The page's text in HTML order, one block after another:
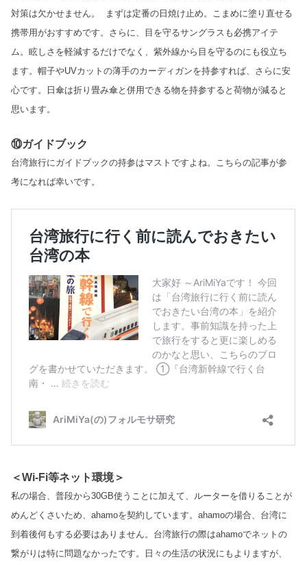
対策は欠かせません。
まずは定番の日焼け止め。こまめに塗り直せる
携帯用がおすすめです。さらに、目を守るサングラスも必携アイテ
ム。眩しさを軽減するだけでなく、紫外線から目を守るのにも役立ち
ます。帽子やUVカットの薄手のカーディガンを持参すれば、さらに安
心です。日傘は折り畳み傘と併用できる物を持参すると荷物が減ると
思います。
⑩ガイドブック
台湾旅行にガイドブックの持参はマストですよね。こちらの記事が参
考になれば幸いです。
＜Wi-Fi等ネット環境＞
私の場合、普段から30GB使うことに加えて、ルーターを借りることが
めんどくさいため、ahamoを契約しています。ahamoの場合、台湾に
到着後何もする必要はありません。台湾旅行の際はahamoでネットの
繋がりは特に問題なかったです。日々の生活の状況にもよりますが、